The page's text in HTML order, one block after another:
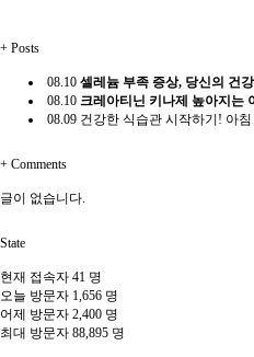
+ Posts
08.10 셀레늄 부족 증상, 당신의 건
08.10 크레아티닌 키나제 높아지는
08.09 건강한 식습관 시작하기! 아
+ Comments
글이 없습니다.
State
현재 접속자 41 명
오늘 방문자 1,656 명
어제 방문자 2,400 명
최대 방문자 88,895 명